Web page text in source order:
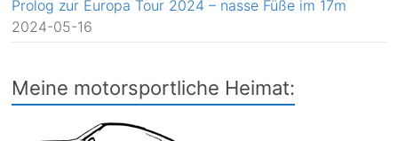
Prolog zur Europa Tour 2024 – nasse Füße im 17m
2024-05-16
Meine motorsportliche Heimat: